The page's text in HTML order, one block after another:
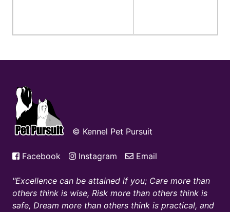
© Kennel Pet Pursuit
Facebook Instagram Email
Excellence can be attained if you; Care more than
others think is wise, Risk more than others think is
safe, Dream more than others think is practical, and